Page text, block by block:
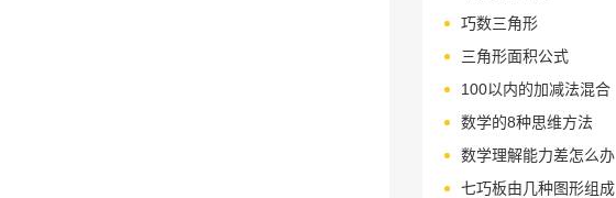
巧数三角形
三角形面积公式
100以内的加减法混合
数学的8种思维方法
数学理解能力差怎么办
七巧板由几种图形组成